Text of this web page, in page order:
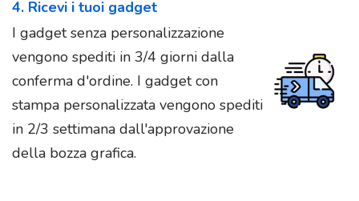
4. Ricevi i tuoi gadget
I gadget senza personalizzazione
vengono spediti in 3/4 giorni dalla
conferma d'ordine. I gadget con
stampa personalizzata vengono spediti
in 2/3 settimana dall'approvazione
della bozza grafica.